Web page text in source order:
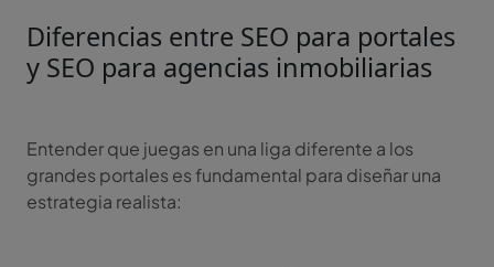
Diferencias entre SEO para portales
y SEO para agencias inmobiliarias
Entender que juegas en una liga diferente a los
grandes portales es fundamental para diseñar una
estrategia realista: